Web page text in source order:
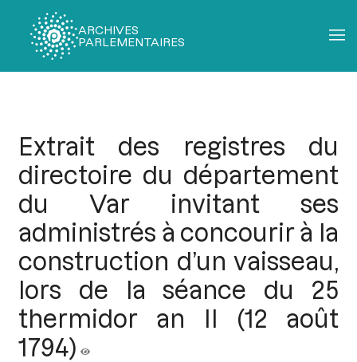
ARCHIVES
PARLEMENTAIRES
Extrait des registres du
directoire du département
du Var invitant ses
administrés à concourir à la
construction d’un vaisseau,
lors de la séance du 25
thermidor an II (12 août
1794)